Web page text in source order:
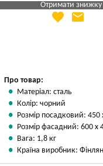
Отримати знижку
Яка Ваша ціна
favorite email
Про товар:
Матеріал: сталь
Колір: чорний
Розмір посадковий:
Розмір фасадний: 600 х
Вага: 1,8 кг
Країна виробник: